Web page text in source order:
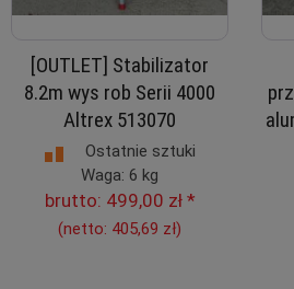
[OUTLET] Stabilizator
8.2m wys rob Serii 4000
Altrex 513070
Ostatnie sztuki
Waga: 6 kg
brutto: 499,00 zł*
(netto: 405,69 zł)